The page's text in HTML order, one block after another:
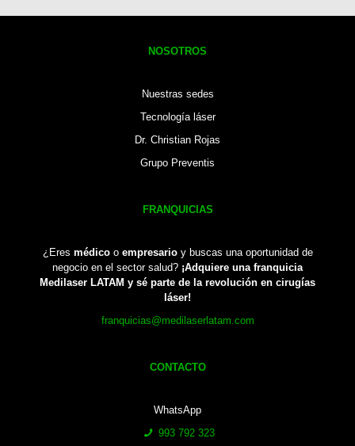
NOSOTROS
Nuestras sedes
Tecnología láser
Dr. Christian Rojas
Grupo Preventis
FRANQUICIAS
¿Eres médicoo empresarioy buscas una oportunidad de
negocio en el sector salud? ¡Adquiere una franquicia
Medilaser LATAM y sé parte de la revolución en cirugías
láser!
franquicias@medilaserlatam.com
CONTACTO
WhatsApp
993 792 323